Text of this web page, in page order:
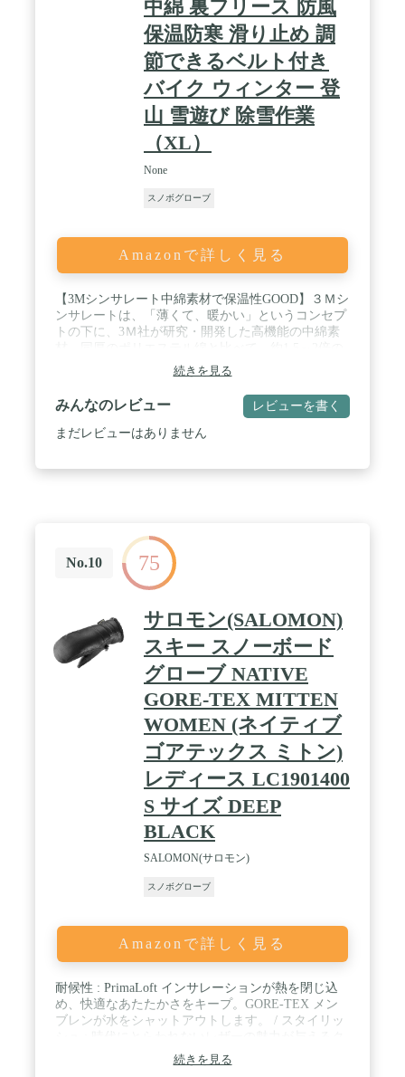
中綿 裏フリース 防風
保温防寒 滑り止め 調
節できるベルト付き
バイク ウィンター 登
山 雪遊び 除雪作業
（XL）
None
スノボグローブ
Amazonで詳しく見る
【3Mシンサレート中綿素材で保温性GOOD】３Ｍシ
ンサレートは、「薄くて、暖かい」というコンセプ
トの下に、3Ｍ社が研究・開発した高機能の中綿素
保温力を持つ、保温、断熱効果は極めて高い。高材
質の防寒・防風スノボーグローブですので、スノー
ボード・スキー・ウィンタースポーツだけでなく、
登山・お釣り・雪かき・軽作業など様々なシーンで
ご利用いただけます。 / 【2層防水構造・10000mm
高級なPU素材滑り止めを加工された、ウィンタース
ポーツを楽しめながら、安全性はより一層アップ。
調節可能なリストストラップが付いているので、
雪・風の侵入を防いで手首までカバーしてくれま
す。 / 【高感度タッチパネル対応】指·人差し指は特
殊導電素材を採用で手袋を着けたままスムーズな画
面操作が可能。 / 【 安心な90日品質保証 】弊社か
らご購入された防寒手袋には、90日間の保証期間が
付いております。もし商品に何か問題があった場合
い。できるだけ早く対応させていただきます。
続きを見る
みんなのレビュー レビューを書く
まだレビューはありません
No.10 75
サロモン(SALOMON)
スキー スノーボード
グローブ NATIVE
GORE-TEX MITTEN
WOMEN (ネイティブ
ゴアテックス ミトン)
レディース LC1901400
S サイズ DEEP
BLACK
SALOMON(サロモン)
スノボグローブ
Amazonで詳しく見る
耐候性 : PrimaLoft インサレーションが熱を閉じ込
め、快適なあたたかさをキープ。GORE-TEX メン
ブレンが水をシャットアウトします。 / スタイリッ
ラシックなタッチ。 / 抜群の使いやすさ : シンプル
なデザインに徹した快適なミトン。手をあたたかく
続きを見る